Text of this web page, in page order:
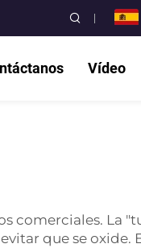
Vídeo
comerciales. La
que se oxide.